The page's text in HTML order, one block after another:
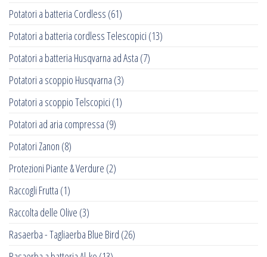
Potatori a batteria Cordless (61)
Potatori a batteria cordless Telescopici (13)
Potatori a batteria Husqvarna ad Asta (7)
Potatori a scoppio Husqvarna (3)
Potatori a scoppio Telscopici (1)
Potatori ad aria compressa (9)
Potatori Zanon (8)
Protezioni Piante & Verdure (2)
Raccogli Frutta (1)
Raccolta delle Olive (3)
Rasaerba - Tagliaerba Blue Bird (26)